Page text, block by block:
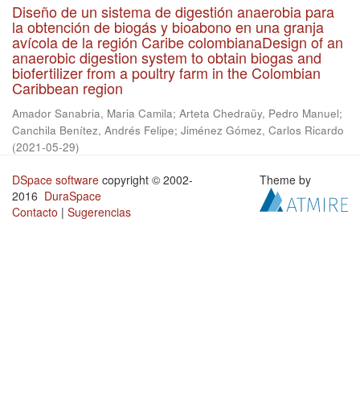
Diseño de un sistema de digestión anaerobia para
la obtención de biogás y bioabono en una granja
avícola de la región Caribe colombianaDesign of an
anaerobic digestion system to obtain biogas and
biofertilizer from a poultry farm in the Colombian
Caribbean region
Amador Sanabria, Maria Camila; Arteta Chedraüy, Pedro Manuel;
Canchila Benítez, Andrés Felipe; Jiménez Gómez, Carlos Ricardo
(2021-05-29)
DSpace software copyright © 2002-
2016 DuraSpace
Contacto | Sugerencias
Theme by